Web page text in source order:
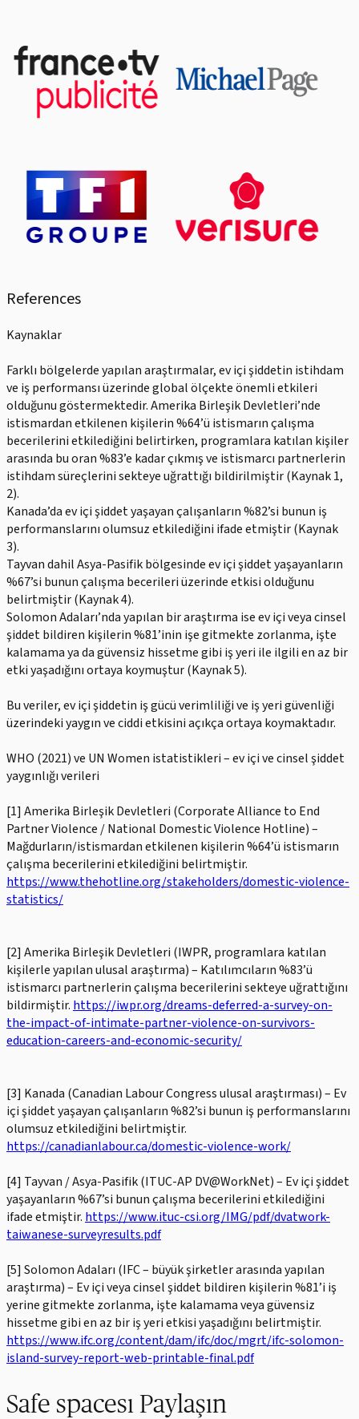
References
Kaynaklar
Farklı bölgelerde yapılan araştırmalar, ev içi şiddetin istihdam
ve iş performansı üzerinde global ölçekte önemli etkileri
olduğunu göstermektedir. Amerika Birleşik Devletleri’nde
istismardan etkilenen kişilerin %64’ü istismarın çalışma
becerilerini etkilediğini belirtirken, programlara katılan kişiler
arasında bu oran %83’e kadar çıkmış ve istismarcı partnerlerin
istihdam süreçlerini sekteye uğrattığı bildirilmiştir (Kaynak 1,
2).
Kanada’da ev içi şiddet yaşayan çalışanların %82’si bunun iş
performanslarını olumsuz etkilediğini ifade etmiştir (Kaynak
3).
Tayvan dahil Asya-Pasifik bölgesinde ev içi şiddet yaşayanların
%67’si bunun çalışma becerileri üzerinde etkisi olduğunu
belirtmiştir (Kaynak 4).
Solomon Adaları’nda yapılan bir araştırma ise ev içi veya cinsel
şiddet bildiren kişilerin %81’inin işe gitmekte zorlanma, işte
kalamama ya da güvensiz hissetme gibi iş yeri ile ilgili en az bir
etki yaşadığını ortaya koymuştur (Kaynak 5).
Bu veriler, ev içi şiddetin iş gücü verimliliği ve iş yeri güvenliği
üzerindeki yaygın ve ciddi etkisini açıkça ortaya koymaktadır.
WHO (2021) ve UN Women istatistikleri – ev içi ve cinsel şiddet
yaygınlığı verileri
[1] Amerika Birleşik Devletleri (Corporate Alliance to End
Partner Violence / National Domestic Violence Hotline) –
Mağdurların/istismardan etkilenen kişilerin %64’ü istismarın
çalışma becerilerini etkilediğini belirtmiştir.
https://www.thehotline.org/stakeholders/domestic-violence-
statistics/
[2] Amerika Birleşik Devletleri (IWPR, programlara katılan
kişilerle yapılan ulusal araştırma) – Katılımcıların %83’ü
istismarcı partnerlerin çalışma becerilerini sekteye uğrattığını
bildirmiştir. https://iwpr.org/dreams-deferred-a-survey-on-
the-impact-of-intimate-partner-violence-on-survivors-
education-careers-and-economic-security/
[3] Kanada (Canadian Labour Congress ulusal araştırması) – Ev
içi şiddet yaşayan çalışanların %82’si bunun iş performanslarını
olumsuz etkilediğini belirtmiştir.
https://canadianlabour.ca/domestic-violence-work/
[4] Tayvan / Asya-Pasifik (ITUC-AP DV@WorkNet) – Ev içi şiddet
yaşayanların %67’si bunun çalışma becerilerini etkilediğini
ifade etmiştir. https://www.ituc-csi.org/IMG/pdf/dvatwork-
taiwanese-surveyresults.pdf
[5] Solomon Adaları (IFC – büyük şirketler arasında yapılan
araştırma) – Ev içi veya cinsel şiddet bildiren kişilerin %81’i iş
yerine gitmekte zorlanma, işte kalamama veya güvensiz
hissetme gibi en az bir iş yeri etkisi yaşadığını belirtmiştir.
https://www.ifc.org/content/dam/ifc/doc/mgrt/ifc-solomon-
island-survey-report-web-printable-final.pdf
Safe spacesı Paylaşın